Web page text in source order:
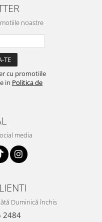
noastre
cu promotiile
in Politica de
media
Duminică închis
2484